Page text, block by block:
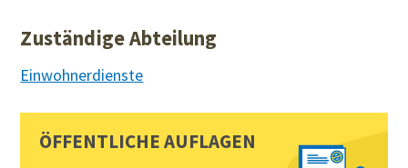
Zuständige Abteilung
Einwohnerdienste
Sidebar
Toplinks
ÖFFENTLICHE AUFLAGEN